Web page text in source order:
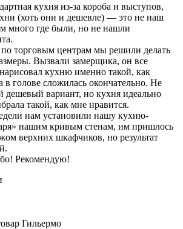
кухня из-за короба и выступов,
(хоть они и дешевле) — это не наш
много где были, но не нашли
торговым центрам мы решили делать
Вызвали замерщика, он все
кухню именно такой, как
в голове сложилась окончательно. Не
дешевый вариант, но кухня идеально
такой, как мне нравится.
нам установили нашу кухню-
нашим кривым стенам, им пришлось
верхних шкафчиков, но результат
Рекомендую!
Гильермо